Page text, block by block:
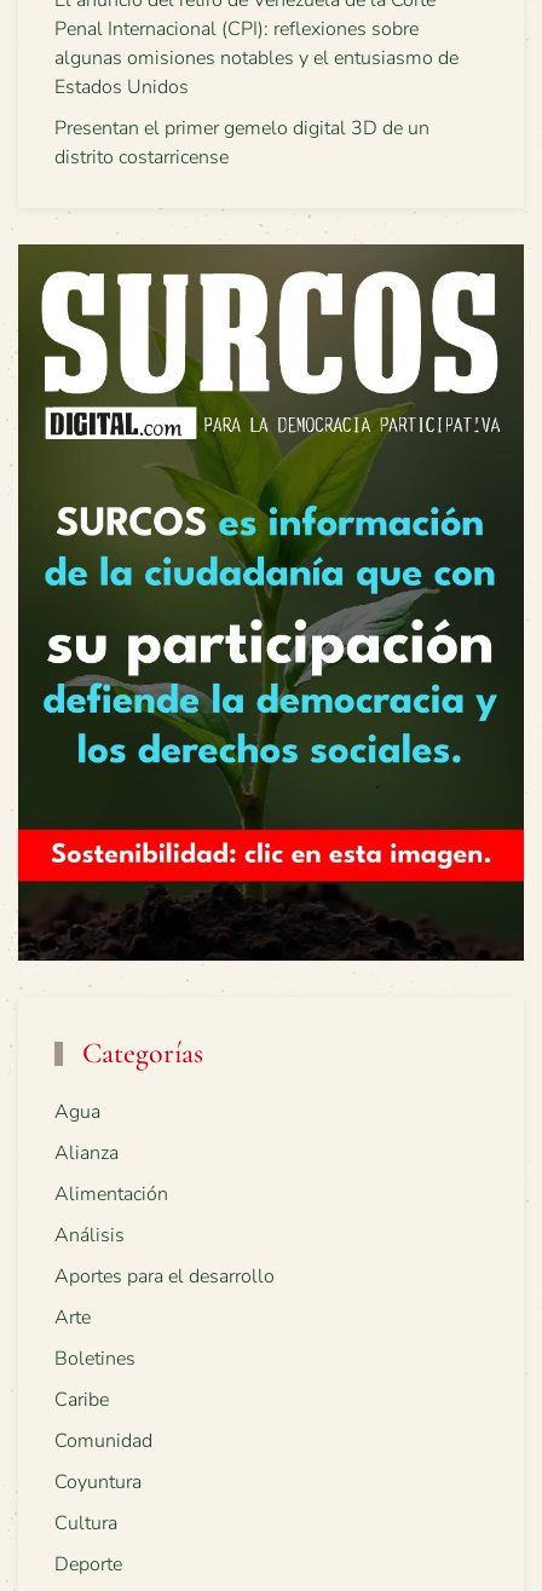
Penal Internacional (CPI): reflexiones sobre
algunas omisiones notables y el entusiasmo de
Estados Unidos
Presentan el primer gemelo digital 3D de un
distrito costarricense
Categorías
Agua
Alianza
Alimentación
Análisis
Aportes para el desarrollo
Arte
Boletines
Caribe
Comunidad
Coyuntura
Cultura
Deporte